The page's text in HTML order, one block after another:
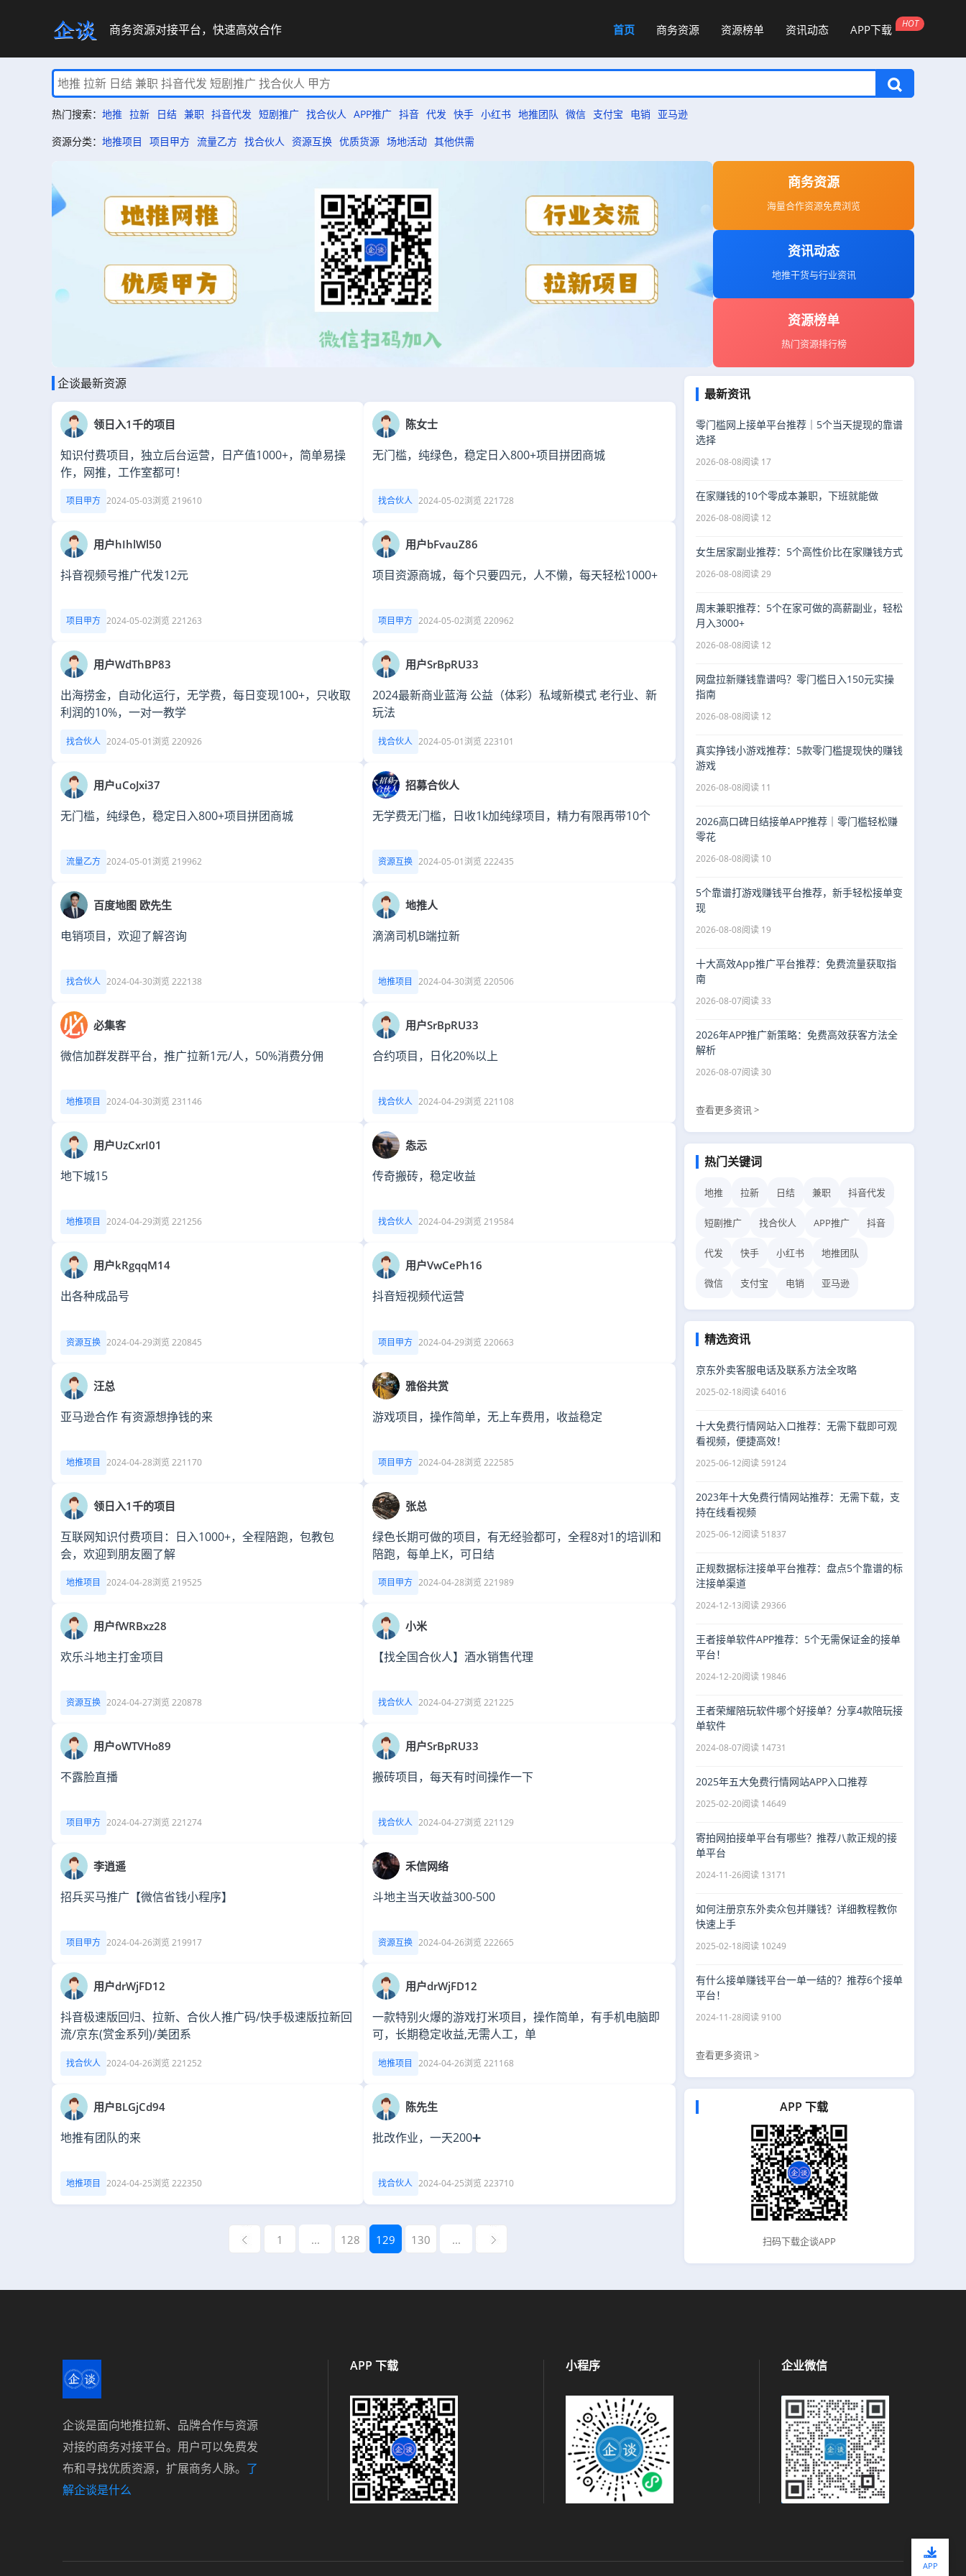
商务资源对接平台，快速高效合作 首页 商务资源 资源榜单 资讯动态 APP下载
热门搜索： 地推 拉新 日结 兼职 抖音代发 短剧推广 找合伙人 APP推广 抖音 代发 快手 小红书 地推团队 微信 支付宝 电销 亚马逊
资源分类： 地推项目 项目甲方 流量乙方 找合伙人 资源互换 优质货源 场地活动 其他供需
商务资源
海量合作资源免费浏览
资讯动态
地推干货与行业资讯
资源榜单
热门资源排行榜
企谈最新资源
领日入1千的项目
知识付费项目，独立后台运营，日产值1000+，简单易操
作，网推，工作室都可！
项目甲方 2024-05-03浏览 219610
陈女士
无门槛，纯绿色，稳定日入800+项目拼团商城
找合伙人 2024-05-02浏览 221728
用户hIhlWl50
抖音视频号推广代发12元
项目甲方 2024-05-02浏览 221263
用户bFvauZ86
项目资源商城，每个只要四元，人不懒，每天轻松1000+
项目甲方 2024-05-02浏览 220962
用户WdThBP83
出海捞金，自动化运行，无学费，每日变现100+，只收取
利润的10%，一对一教学
找合伙人 2024-05-01 浏览 220926
用户SrBpRU33
2024最新商业蓝海 公益（体彩）私域新模式 老行业、新
玩法
找合伙人 2024-05-01 浏览 223101
用户uCoJxi37
无门槛，纯绿色，稳定日入800+项目拼团商城
流量乙方 2024-05-01 浏览 219962
招募合伙人
无学费无门槛，日收1k加纯绿项目，精力有限再带10个
资源互换 2024-05-01 浏览 222435
百度地图 欧先生
电销项目，欢迎了解咨询
找合伙人 2024-04-30浏览 222138
地推人
滴滴司机B端拉新
地推项目 2024-04-30浏览 220506
必集客
微信加群发群平台，推广拉新1元/人，50%消费分佣
地推项目 2024-04-30浏览 231146
用户SrBpRU33
合约项目，日化20%以上
找合伙人 2024-04-29浏览 221108
用户UzCxrI01
地下城15
地推项目 2024-04-29浏览 221256
怣忈
传奇搬砖，稳定收益
找合伙人 2024-04-29浏览 219584
用户kRgqqM14
出各种成品号
资源互换 2024-04-29浏览 220845
用户VwCePh16
抖音短视频代运营
项目甲方 2024-04-29浏览 220663
汪总
亚马逊合作 有资源想挣钱的来
地推项目 2024-04-28浏览 221170
雅俗共赏
游戏项目，操作简单，无上车费用，收益稳定
项目甲方 2024-04-28浏览 222585
领日入1千的项目
互联网知识付费项目：日入1000+，全程陪跑，包教包
会，欢迎到朋友圈了解
地推项目 2024-04-28浏览 219525
张总
绿色长期可做的项目，有无经验都可，全程8对1的培训和
陪跑，每单上K，可日结
项目甲方 2024-04-28浏览 221989
用户fWRBxz28
欢乐斗地主打金项目
资源互换 2024-04-27浏览 220878
小米
【找全国合伙人】酒水销售代理
找合伙人 2024-04-27浏览 221225
用户oWTVHo89
不露脸直播
项目甲方 2024-04-27浏览 221274
用户SrBpRU33
搬砖项目，每天有时间操作一下
找合伙人 2024-04-27浏览 221129
李逍遥
招兵买马推广【微信省钱小程序】
项目甲方 2024-04-26浏览 219917
禾信网络
斗地主当天收益300-500
资源互换 2024-04-26浏览 222665
用户drWjFD12
抖音极速版回归、拉新、合伙人推广码/快手极速版拉新回
流/京东(赏金系列)/美团系
找合伙人 2024-04-26浏览 221252
用户drWjFD12
一款特别火爆的游戏打米项目，操作简单，有手机电脑即
可，长期稳定收益,无需人工，单
地推项目 2024-04-26浏览 221168
用户BLGjCd94
地推有团队的来
地推项目 2024-04-25浏览 222350
陈先生
批改作业，一天200➕
找合伙人 2024-04-25浏览 223710
1 ... 128 129 130 ...
最新资讯
零门槛网上接单平台推荐｜5个当天提现的靠谱
选择
2026-08-08阅读 17
在家赚钱的10个零成本兼职，下班就能做
2026-08-08阅读 12
女生居家副业推荐：5个高性价比在家赚钱方式
2026-08-08阅读 29
周末兼职推荐：5个在家可做的高薪副业，轻松
月入3000+
2026-08-08阅读 12
网盘拉新赚钱靠谱吗？零门槛日入150元实操
指南
2026-08-08阅读 12
真实挣钱小游戏推荐：5款零门槛提现快的赚钱
游戏
2026-08-08阅读 11
2026高口碑日结接单APP推荐｜零门槛轻松赚
零花
2026-08-08阅读 10
5个靠谱打游戏赚钱平台推荐，新手轻松接单变
现
2026-08-08阅读 19
十大高效App推广平台推荐：免费流量获取指
南
2026-08-07阅读 33
2026年APP推广新策略：免费高效获客方法全
解析
2026-08-07阅读 30
查看更多资讯 >
热门关键词
地推 拉新 日结 兼职 抖音代发
短剧推广 找合伙人 APP推广 抖音
代发 快手 小红书 地推团队
微信 支付宝 电销 亚马逊
精选资讯
京东外卖客服电话及联系方法全攻略
2025-02-18阅读 64016
十大免费行情网站入口推荐：无需下载即可观
看视频，便捷高效！
2025-06-12阅读 59124
2023年十大免费行情网站推荐：无需下载，支
持在线看视频
2025-06-12阅读 51837
正规数据标注接单平台推荐：盘点5个靠谱的标
注接单渠道
2024-12-13阅读 29366
王者接单软件APP推荐：5个无需保证金的接单
平台！
2024-12-20阅读 19846
王者荣耀陪玩软件哪个好接单？分享4款陪玩接
单软件
2024-08-07阅读 14731
2025年五大免费行情网站APP入口推荐
2025-02-20阅读 14649
寄拍网拍接单平台有哪些？推荐八款正规的接
单平台
2024-11-26阅读 13171
如何注册京东外卖众包并赚钱？详细教程教你
快速上手
2025-02-18阅读 10249
有什么接单赚钱平台一单一结的？推荐6个接单
平台！
2024-11-28阅读 9100
查看更多资讯 >
APP 下载
扫码下载企谈APP
企谈是面向地推拉新、品牌合作与资源
对接的商务对接平台。用户可以免费发
布和寻找优质资源，扩展商务人脉。 了
解企谈是什么
APP 下载 小程序 企业微信
APP